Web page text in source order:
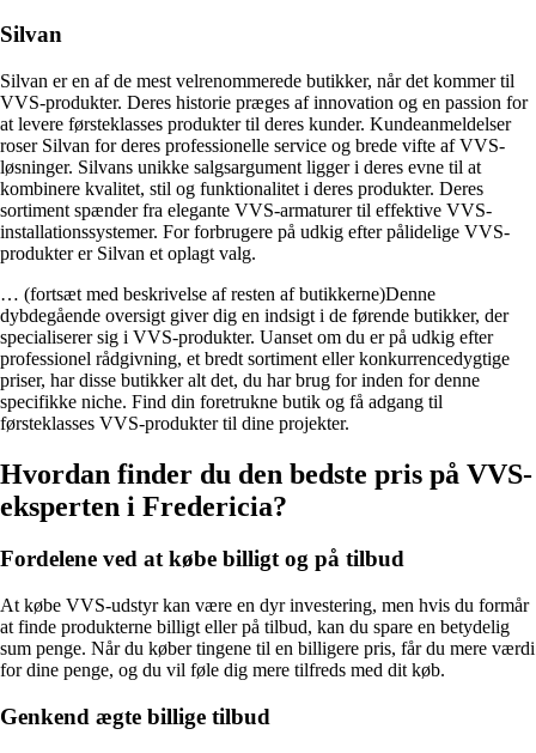
Silvan
Silvan er en af de mest velrenommerede butikker, når det kommer til
VVS-produkter. Deres historie præges af innovation og en passion for
at levere førsteklasses produkter til deres kunder. Kundeanmeldelser
roser Silvan for deres professionelle service og brede vifte af VVS-
løsninger. Silvans unikke salgsargument ligger i deres evne til at
kombinere kvalitet, stil og funktionalitet i deres produkter. Deres
sortiment spænder fra elegante VVS-armaturer til effektive VVS-
installationssystemer. For forbrugere på udkig efter pålidelige VVS-
produkter er Silvan et oplagt valg.
… (fortsæt med beskrivelse af resten af butikkerne)Denne
dybdegående oversigt giver dig en indsigt i de førende butikker, der
specialiserer sig i VVS-produkter. Uanset om du er på udkig efter
professionel rådgivning, et bredt sortiment eller konkurrencedygtige
priser, har disse butikker alt det, du har brug for inden for denne
specifikke niche. Find din foretrukne butik og få adgang til
førsteklasses VVS-produkter til dine projekter.
Hvordan finder du den bedste pris på VVS-
eksperten i Fredericia?
Fordelene ved at købe billigt og på tilbud
At købe VVS-udstyr kan være en dyr investering, men hvis du formår
at finde produkterne billigt eller på tilbud, kan du spare en betydelig
sum penge. Når du køber tingene til en billigere pris, får du mere værdi
for dine penge, og du vil føle dig mere tilfreds med dit køb.
Genkend ægte billige tilbud